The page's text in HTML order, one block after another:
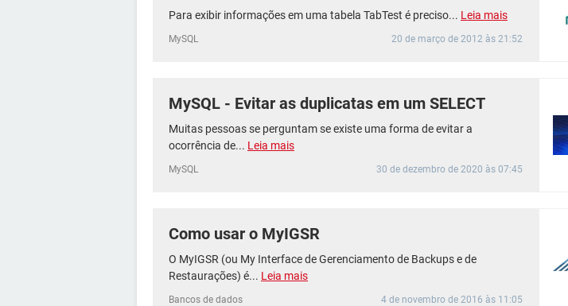
Para exibir informações em uma tabela TabTest é preciso... Leia mais
MySQL 20 de março de 2012 às 21:52
MySQL - Evitar as duplicatas em um SELECT
Muitas pessoas se perguntam se existe uma forma de evitar a
ocorrência de... Leia mais
MySQL 30 de dezembro de 2020 às 07:45
Como usar o MyIGSR
O MyIGSR (ou My Interface de Gerenciamento de Backups e de
Restaurações) é... Leia mais
Bancos de dados 4 de novembro de 2016 às 11:05